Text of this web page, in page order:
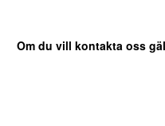
Om du vill kontakta oss